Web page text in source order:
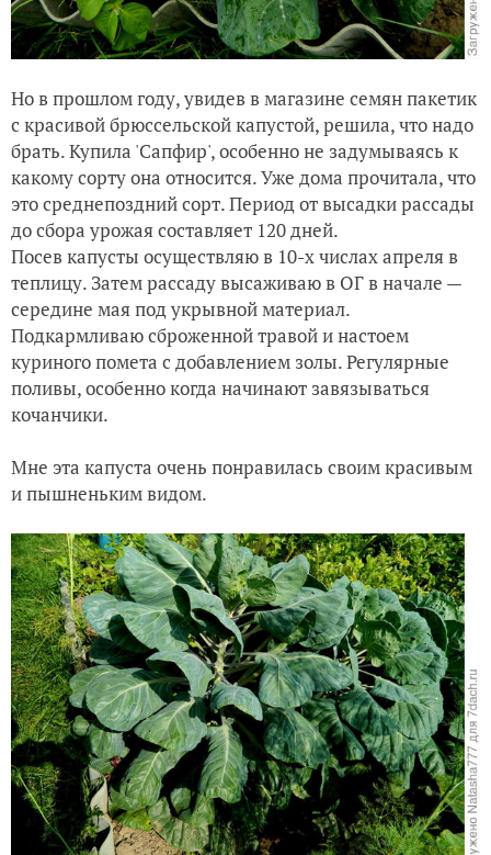
Но в прошлом году, увидев в магазине семян пакетик
с красивой брюссельской капустой, решила, что надо
брать. Купила 'Сапфир', особенно не задумываясь к
какому сорту она относится. Уже дома прочитала, что
это среднепоздний сорт. Период от высадки рассады
до сбора урожая составляет 120 дней.
Посев капусты осуществляю в 10-х числах апреля в
теплицу. Затем рассаду высаживаю в ОГ в начале —
середине мая под укрывной материал.
Подкармливаю сброженной травой и настоем
куриного помета с добавлением золы. Регулярные
поливы, особенно когда начинают завязываться
кочанчики.
Мне эта капуста очень понравилась своим красивым
и пышненьким видом.